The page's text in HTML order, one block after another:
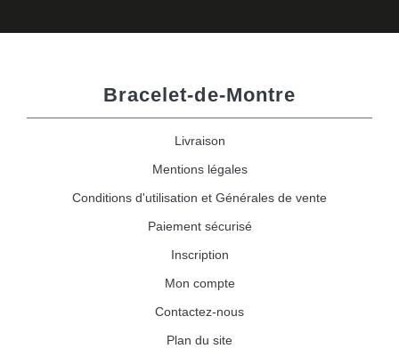
Bracelet-de-Montre
Livraison
Mentions légales
Conditions d'utilisation et Générales de vente
Paiement sécurisé
Inscription
Mon compte
Contactez-nous
Plan du site